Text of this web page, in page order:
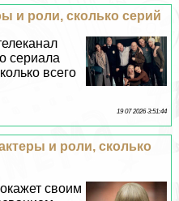
и роли, сколько серий
сериала
всего
19 07 2026 3:51:44
и роли, сколько
своим